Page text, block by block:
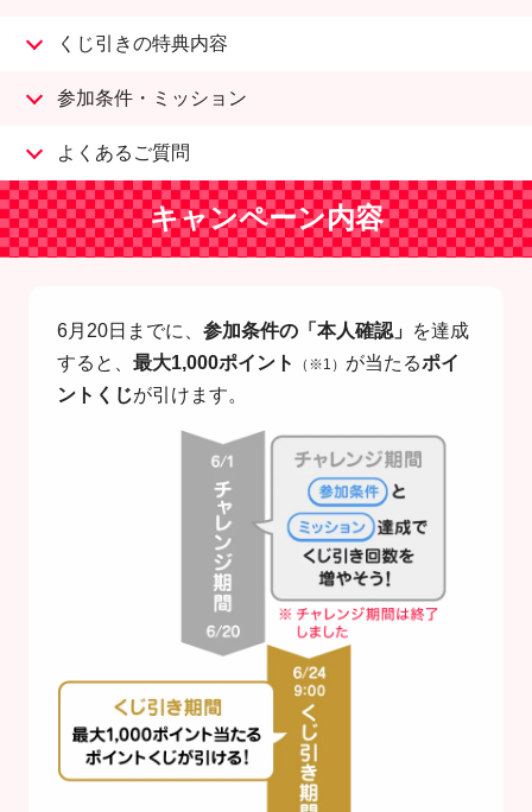
くじ引きの特典内容
参加条件・ミッション
よくあるご質問
キャンペーン内容
6月20日までに、 参加条件の「本人確認」 を達成
すると、 最大1,000ポイント （※1） が当たるポイ
ントくじが引けます。